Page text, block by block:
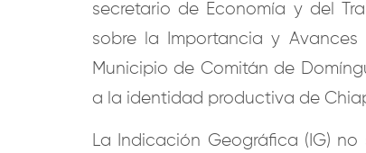
secretario de Economía y del
sobre la Importancia y
Municipio de Comitán de
a la identidad productiva de
La Indicación Geográfica (IG)